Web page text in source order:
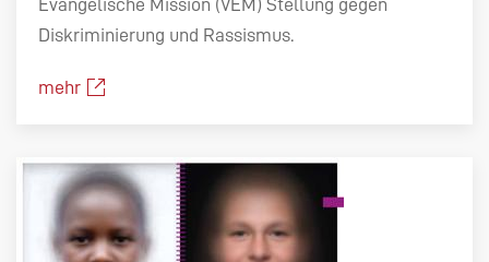
Evangelische Mission (VEM) Stellung gegen
Diskriminierung und Rassismus.
mehr